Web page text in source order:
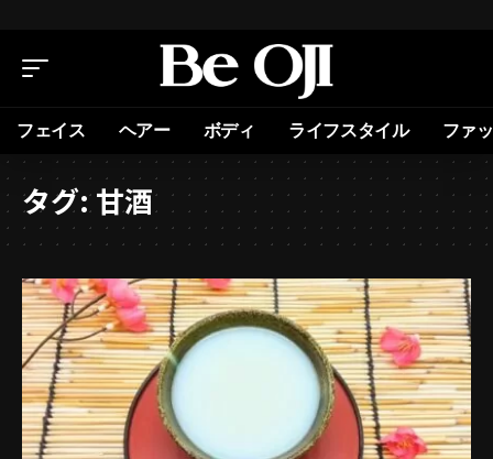
フェイス ヘアー ボディ ライフスタイル ファ
タグ:甘酒